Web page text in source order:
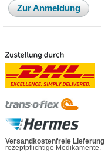
Zur Anmeldung
Versandkostenfreie Lieferung
rezeptpflichtige Medikamente.